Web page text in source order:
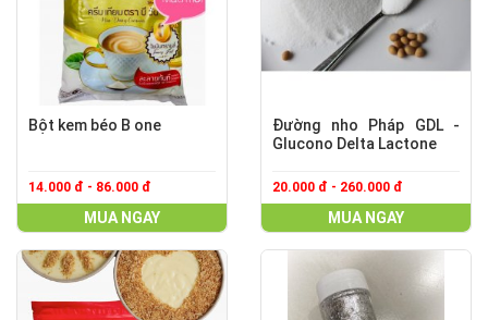
Bột kem béo B one
14.000 đ - 86.000 đ
MUA NGAY
Đường nho Pháp GDL -
Glucono Delta Lactone
20.000 đ - 260.000 đ
MUA NGAY